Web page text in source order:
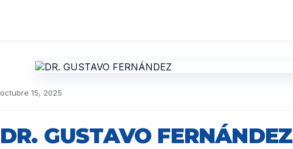
octubre 15, 2025
DR. GUSTAVO FERNÁNDEZ